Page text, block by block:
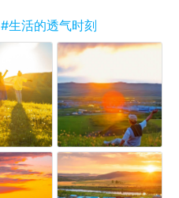
#生活的透气时刻